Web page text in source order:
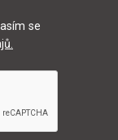
se